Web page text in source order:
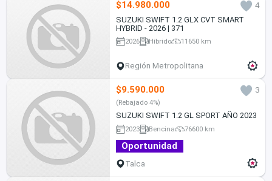
$14.980.000
4
SUZUKI SWIFT 1.2 GLX CVT SMART
HYBRID - 2026 | 371
2026 Híbrido 11650 km
Región Metropolitana
$9.590.000 3
(Rebajado 4%)
SUZUKI SWIFT 1.2 GL SPORT AÑO 2023
2023 Bencina 76600 km
Oportunidad
Talca